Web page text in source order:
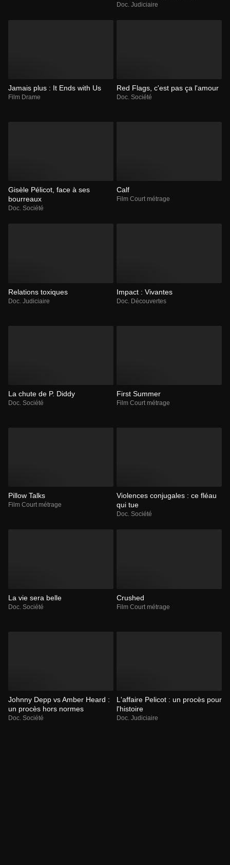
Doc. Judiciaire
Jamais plus : It Ends with Us
Film Drame
Red Flags, c'est pas ça l'amour
Doc. Société
Gisèle Pélicot, face à ses
bourreaux
Doc. Société
Calf
Film Court métrage
Relations toxiques
Doc. Judiciaire
Impact : Vivantes
Doc. Découvertes
La chute de P. Diddy
Doc. Société
First Summer
Film Court métrage
Pillow Talks
Film Court métrage
Violences conjugales : ce fléau
qui tue
Doc. Société
La vie sera belle
Doc. Société
Crushed
Film Court métrage
Johnny Depp vs Amber Heard :
un procès hors normes
Doc. Société
L'affaire Pelicot : un procès pour
l'histoire
Doc. Judiciaire